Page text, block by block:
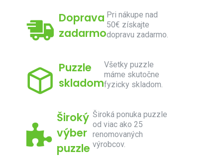
Doprava
zadarmo
Pri nákupe nad
50€ získajte
dopravu zadarmo.
Puzzle
skladom
Všetky puzzle
máme skutočne
fyzicky skladom.
Široký
výber
puzzle
Široká ponuka puzzle
od viac ako 25
renomovaných
výrobcov.